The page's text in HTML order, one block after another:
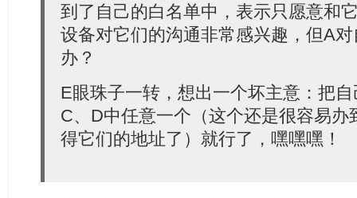
到了自己的白名单中，表示只愿意和
设备对它们的沟通非常感兴趣，但A
办？
E眼珠子一转，想出一个坏主意：把
C、D中任意一个（这个还是很容易办
得它们的地址了）就行了，嘿嘿嘿！